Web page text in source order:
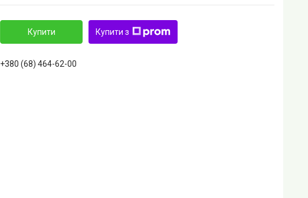
Купити Купити з
+380 (68) 464-62-00